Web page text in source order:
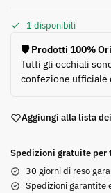
1 disponibili
🛡️ Prodotti 100%
Tutti gli occhiali
confezione ufficiale
Aggiungi alla lista
Spedizioni gratuite
30 giorni di reso
Spedizioni